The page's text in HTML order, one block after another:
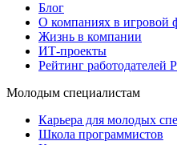
Блог
О компаниях в игровой
Жизнь в компании
ИТ-проекты
Рейтинг работодателей
Молодым специалистам
Карьера для молодых
Школа программистов